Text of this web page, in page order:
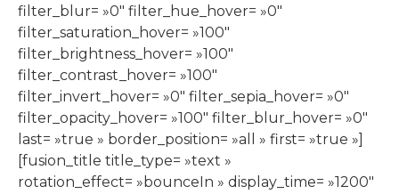
filter_blur= »0″ filter_hue_hover= »0″
filter_saturation_hover= »100″
filter_brightness_hover= »100″
filter_contrast_hover= »100″
filter_invert_hover= »0″ filter_sepia_hover= »0″
filter_opacity_hover= »100″ filter_blur_hover= »0″
last= »true » border_position= »all » first= »true »]
[fusion_title title_type= »text »
rotation_effect= »bounceIn » display_time= »1200″